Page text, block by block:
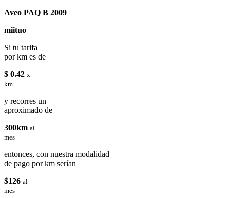
Aveo PAQ B 2009
miituo
Si tu tarifa
por km es de
$ 0.42 x
km
y recorres un
aproximado de
300km al
mes
entonces, con nuestra modalidad
de pago por km serían
$126 al
mes